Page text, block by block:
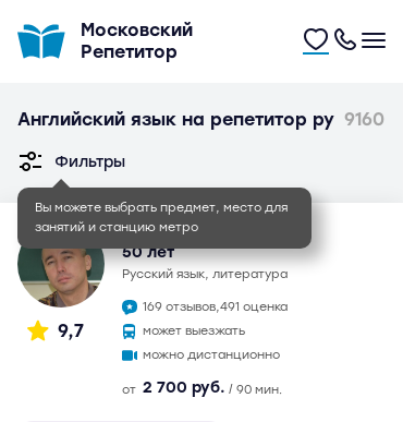
Московский
Репетитор
Английский язык на репетитор ру 9160
Вы можете выбрать предмет, место для
занятий и станцию метро
Фильтры
9,7
Иван Игоревич
50 лет
русский язык, литература
169 отзывов,491 оценка
может выезжать
можно дистанционно
от 2 700 руб. / 90 мин.